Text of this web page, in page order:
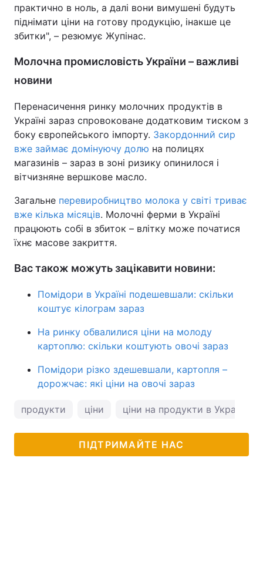
практично в ноль, а далі вони вимушені будуть
піднімати ціни на готову продукцію, інакше це
збитки", – резюмує Жупінас.
Молочна промисловість України – важливі
новини
Перенасичення ринку молочних продуктів в
Україні зараз спровоковане додатковим тиском з
боку європейського імпорту. Закордонний сир
вже займає домінуючу долю на полицях
магазинів – зараз в зоні ризику опинилося і
вітчизняне вершкове масло.
Загальне перевиробництво молока у світі триває
вже кілька місяців. Молочні ферми в Україні
працюють собі в збиток – влітку може початися
їхнє масове закриття.
Вас також можуть зацікавити новини:
Помідори в Україні подешевшали: скільки
коштує кілограм зараз
На ринку обвалилися ціни на молоду
картоплю: скільки коштують овочі зараз
Помідори різко здешевшали, картопля –
дорожчає: які ціни на овочі зараз
продукти ціни ціни на продукти в Україні
ПІДТРИМАЙТЕ НАС